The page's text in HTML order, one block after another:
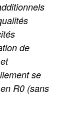
de
se
R0 (sans